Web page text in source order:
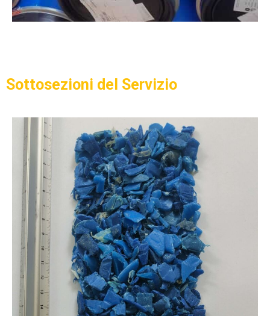
Sottosezioni del Servizio